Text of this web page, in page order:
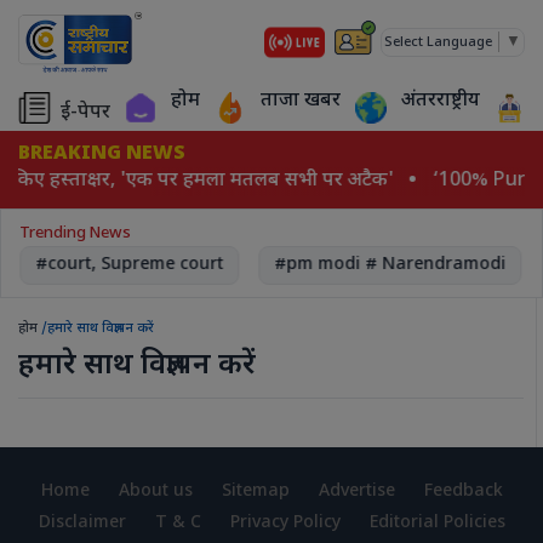
Select Language ▼
ई-पेपर होम ताजा खबर अंतरराष्ट्रीय
BREAKING NEWS
किए हस्ताक्षर, 'एक पर हमला मतलब सभी पर अटैक'
‘100%
Trending News
#court, Supreme court #pm modi # Narendramodi
होम /हमारे साथ विज्ञापन करें
हमारे साथ विज्ञापन करें
Home About us Sitemap Advertise
Feedback
Disclaimer
T & C Privacy Policy
Editorial Policies